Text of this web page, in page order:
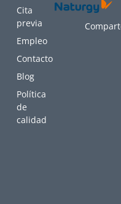
Cita
previa
Empleo
Contacto
Blog
Política
de
calidad